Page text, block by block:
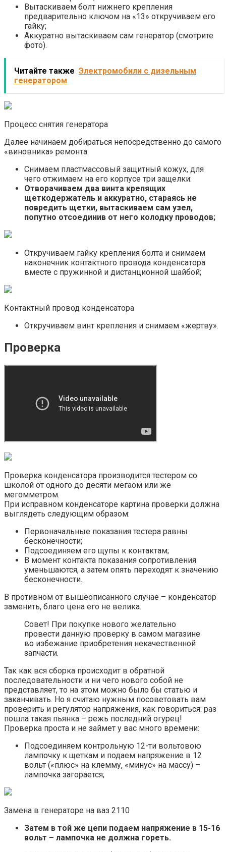
Вытаскиваем болт нижнего крепления
предварительно ключом на «13» откручиваем его
гайку;
Аккуратно вытаскиваем сам генератор (смотрите
фото).
Читайте также Электромобили с дизельным
генератором
Процесс снятия генератора
Далее начинаем добираться непосредственно до самого
«виновника» ремонта:
Снимаем пластмассовый защитный кожух, для
чего отжимаем на его корпусе три защелки:
Отворачиваем два винта крепящих
щеткодержатель и аккуратно, стараясь не
повредить щетки, вытаскиваем сам узел,
попутно отсоединив от него колодку проводов;
Откручиваем гайку крепления болта и снимаем
наконечник контактного провода конденсатора
вместе с пружинной и дистанционной шайбой;
Контактный провод конденсатора
Откручиваем винт крепления и снимаем «жертву».
Проверка
Проверка конденсатора производится тестером со
школой от одного до десяти мегаом или же
мегомметром.
При исправном конденсаторе картина проверки должна
выглядеть следующим образом:
Первоначальные показания тестера равны
бесконечности;
Подсоединяем его щупы к контактам;
В момент контакта показания сопротивления
уменьшаются, а затем опять переходят к значению
бесконечности.
В противном от вышеописанного случае – конденсатор
заменить, благо цена его не велика.
Совет! При покупке нового желательно
провести данную проверку в самом магазине
во избежание приобретения некачественной
запчасти.
Так как вся сборка происходит в обратной
последовательности и ни чего нового собой не
представляет, то на этом можно было бы статью и
заканчивать. Но я считаю нужным посоветовать вам
проверить и регулятор напряжения, как говориться: раз
пошла такая пьянка – режь последний огурец!
Проверка проста и не займет у вас много времени:
Подсоединяем контрольную 12-ти вольтовою
лампочку к щеткам и подаем напряжение в 12
вольт («плюс» на клемму, «минус» на массу) –
лампочка загорается;
Замена в генераторе на ваз 2110
Затем в той же цепи подаем напряжение в 15-16
вольт – лампочка не должна гореть.